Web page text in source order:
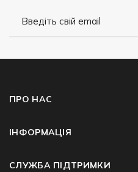
ПРО НАС
ІНФОРМАЦІЯ
СЛУЖБА ПІДТРИМКИ